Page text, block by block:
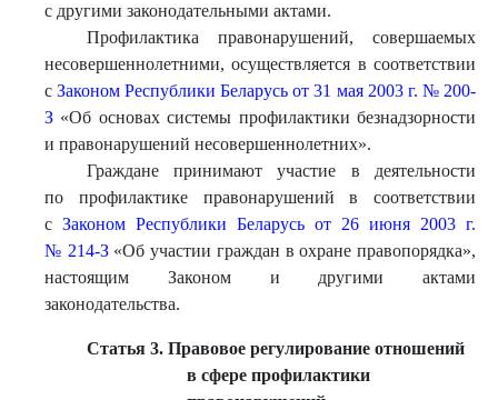
с другими законодательными актами.
Профилактика правонарушений, совершаемых
несовершеннолетними, осуществляется в соответствии
сЗаконом Республики Беларусь от 31 мая 2003 г. № 200-
З «Об основах системы профилактики безнадзорности
и правонарушений несовершеннолетних».
Граждане принимают участие в деятельности
по профилактике правонарушений в соответствии
с Законом Республики Беларусь от 26 июня 2003 г.
№ 214-З«Об участии граждан в охране правопорядка»,
настоящим Законом и другими актами
законодательства.
Статья 3. Правовое регулирование отношений
в сфере профилактики